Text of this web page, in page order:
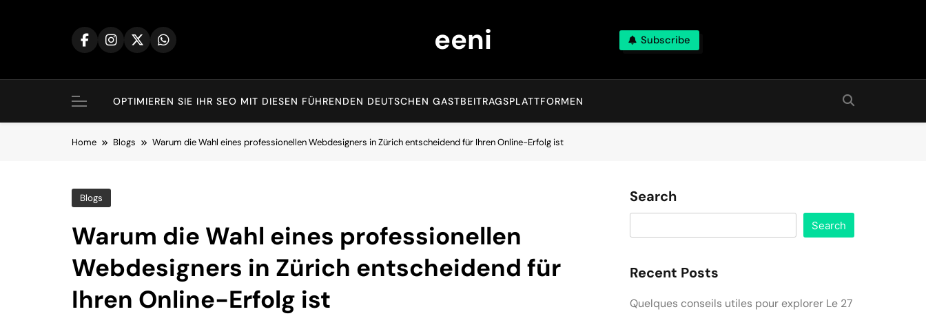
eeni Subscribe
OPTIMIEREN SIE IHR SEO MIT DIESEN FÜHRENDEN DEUTSCHEN GASTBEITRAGSPLATTFORMEN
Home Blogs Warum die Wahl eines professionellen Webdesigners in Zürich entscheidend für Ihren Online-Erfolg ist
Blogs
Warum die Wahl eines professionellen
Webdesigners in Zürich entscheidend für
Ihren Online-Erfolg ist
Search
Search
Recent Posts
Quelques conseils utiles pour explorer Le 27